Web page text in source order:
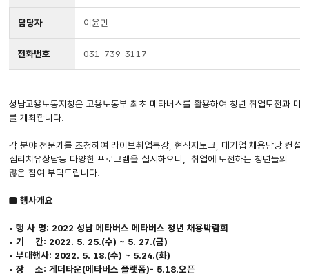
담당자 이윤민
전화번호 031-739-3117
성남고용노동지청은 고용노동부 최초 메타버스를 활용하여 청년 취업도전과 마
를 개최합니다.
각 분야 전문가를 초청하여 라이브취업특강, 현직자토크, 대기업 채용담당 컨설
심리치유상담등 다양한 프로그램을 실시하오니, 취업에 도전하는 청년들의
많은 참여 부탁드립니다.
■ 행사개요
• 행 사 명: 2022 성남 메타버스 메타버스 청년 채용박람회
• 기 간: 2022. 5. 25.(수) ~ 5. 27.(금)
• 부대행사: 2022. 5. 18.(수) ~ 5.24.(화)
• 장 소: 게더타운(메타버스 플랫폼)- 5.18.오픈